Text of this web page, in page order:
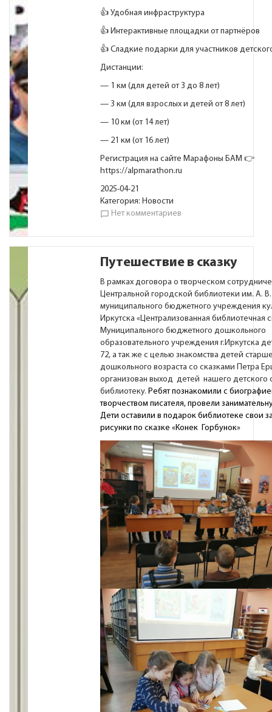
👍 Удобная инфраструктура
👍 Интерактивные площадки от партнёров
👍 Сладкие подарки для участников
Дистанции:
— 1 км (для детей от 3 до 8 лет)
— 3 км (для взрослых и детей от 8 лет)
— 10 км (от 14 лет)
— 21 км (от 16 лет)
Регистрация на сайте Марафоны БАМ 👉
https://alpmarathon.ru
2025-04-21
Категория: Новости
chat_bubble_outline Нет комментариев
Путешествие в сказку
В рамках договора о творческом
Центральной городской библиотеки им. А.
муниципального бюджетного учреждения
Иркутска «Централизованная библиотечная
Муниципального бюджетного дошкольного
образовательного учреждения г.Иркутска
72, а так же с целью знакомства детей
дошкольного возраста со сказками Петра
организован выход детей нашего детского
библиотеку. Ребят познакомили с
творчеством писателя, провели
Дети оставили в подарок библиотеке свои
рисунки по сказке «Конек Горбунок»